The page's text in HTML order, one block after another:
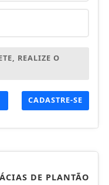
REALIZE O
CADASTRE-SE
DE PLANTÃO